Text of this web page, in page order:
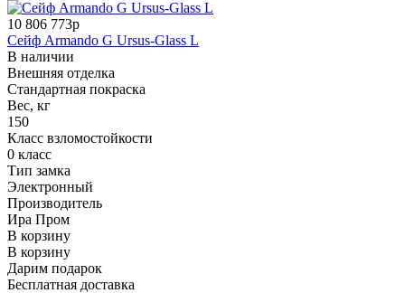
10 806 773р
Сейф Armando G Ursus-Glass L
В наличии
Внешняя отделка
Стандартная покраска
Вес, кг
150
Класс взломостойкости
0 класс
Тип замка
Электронный
Производитель
Ира Пром
В корзину
В корзину
Дарим подарок
Бесплатная доставка